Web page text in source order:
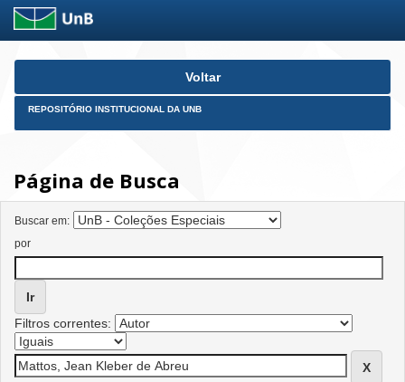
Skip
Voltar
REPOSITÓRIO INSTITUCIONAL DA UNB
Página de Busca
Buscar em:
por
Filtros correntes: